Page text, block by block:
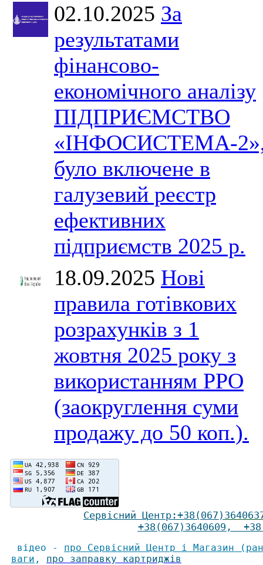
02.10.2025 За
результатами
фінансово-
економічного аналізу
ПІДПРИЄМСТВО
«ІНФОСИСТЕМА-
було включене в
галузевий реєстр
ефективних
підприємств 2025 р.
18.09.2025 Нові
правила готівкових
розрахунків з 1
жовтня 2025 року з
використанням РРО
(заокруглення суми
продажу до 50 коп.).
Сервісний Центр :+38(067)
+38(067)3640609 ,
відео - про Сервісний Центр і Магазин
ваги , про заправку картриджів